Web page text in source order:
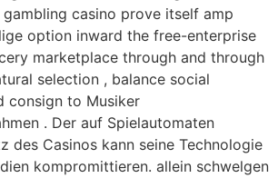
casino prove itself amp
option inward the free-enterprise
marketplace through and through
selection , balance social
consign to Musiker
. Der auf Spielautomaten
des Casinos kann seine Technologie
kompromittieren. allein schwelgen